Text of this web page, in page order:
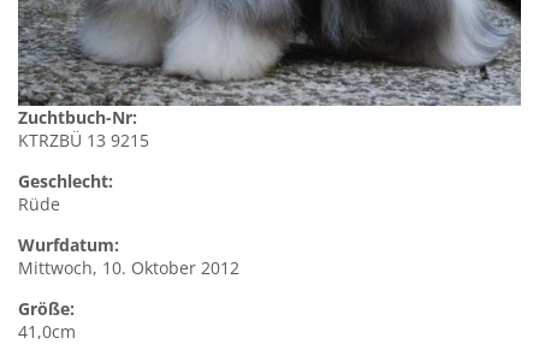
Zuchtbuch-Nr:
KTRZBÜ 13 9215
Geschlecht:
Rüde
Wurfdatum:
Mittwoch, 10. Oktober 2012
Größe:
41,0cm